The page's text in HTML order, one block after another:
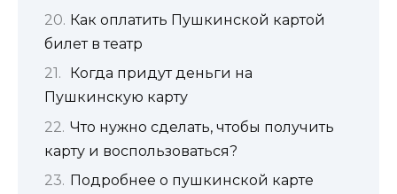
Как оплатить Пушкинской картой
билет в театр
Когда придут деньги на
Пушкинскую карту
Что нужно сделать, чтобы получить
карту и воспользоваться?
Подробнее о пушкинской карте